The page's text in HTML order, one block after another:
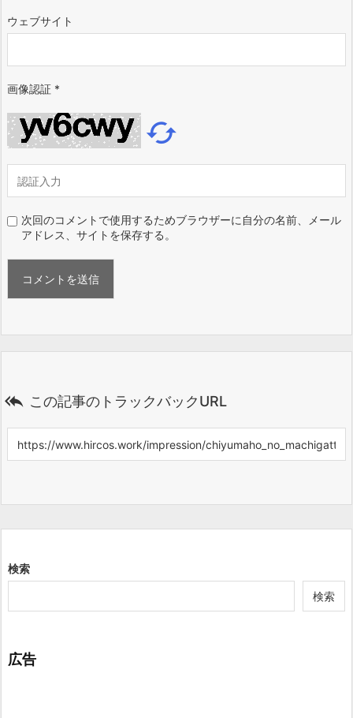
ウェブサイト
画像認証 *

次回のコメントで使用するためブラウザーに自分の名前、メール
アドレス、サイトを保存する。
 この記事のトラックバックURL
検索
検索
広告